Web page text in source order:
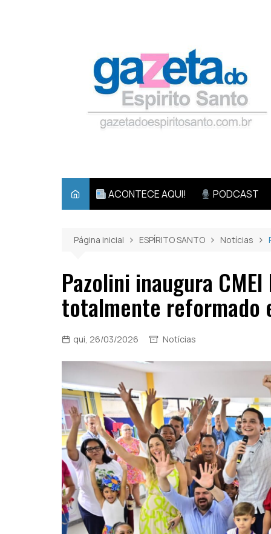
ACONTECE AQUI! PODCAST
Página inicial ESPÍRITO SANTO Notícias
Pazolini inaugura
totalmente reformado
qui, 26/03/2026 Notícias